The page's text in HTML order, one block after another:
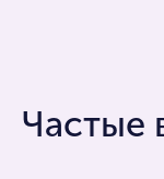
Частые